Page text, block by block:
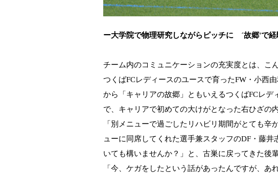
ー大学院で物理研究しながらピッチに ´故郷'で経
チーム内のコミュニケーションの充実度とは、こ
つくばFCレディースのユースで育ったFW ・小西
から「キャリアの故郷」ともいえるつくばFCレデ
で、キャリアで初めての大けがとなった右ひざの
「別メニューで過ごしたリハビリ期間がとても
ューに同席してくれた選手兼スタッフのDF ・藤
いても構いませんか？」と、古巣に戻ってきた後
「今、ケガをしたという話があったんですが、あ